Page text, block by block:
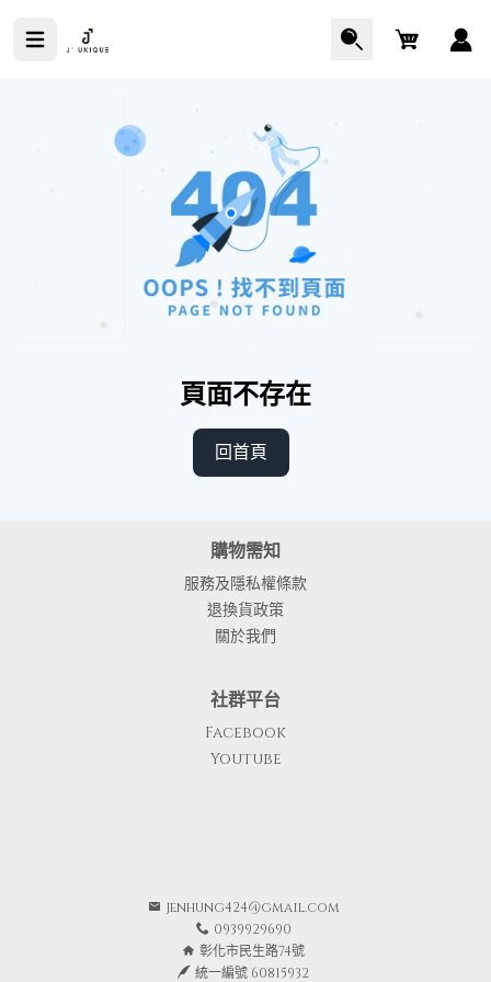
Cart
頁面不存在
回首頁
購物需知
服務及隱私權條款
退換貨政策
關於我們
社群平台
Facebook
Youtube
jenhung424@gmail.com
0939929690
彰化市民生路74號
統一編號 60815932